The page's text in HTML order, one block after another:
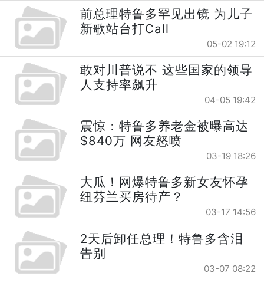
前总理特鲁多罕见出镜 为儿子
新歌站台打Call
05-02 19:12
敢对川普说不 这些国家的领导
人支持率飙升
04-05 19:42
震惊：特鲁多养老金被曝高达
$840万 网友怒喷
03-19 18:26
大瓜！网爆特鲁多新女友怀孕
纽芬兰买房待产？
03-17 14:56
2天后卸任总理！特鲁多含泪
告别
03-07 08:22